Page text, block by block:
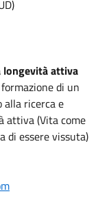
longevità attiva
di un
ricerca e
attiva (Vita come
di essere vissuta)